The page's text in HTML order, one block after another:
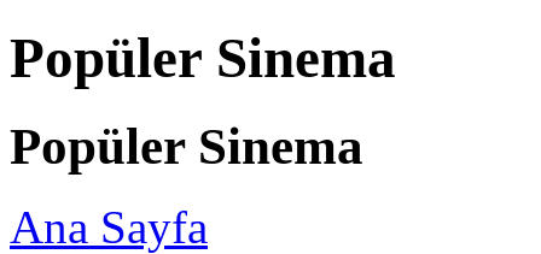
Popüler Sinema
Popüler Sinema
Ana Sayfa